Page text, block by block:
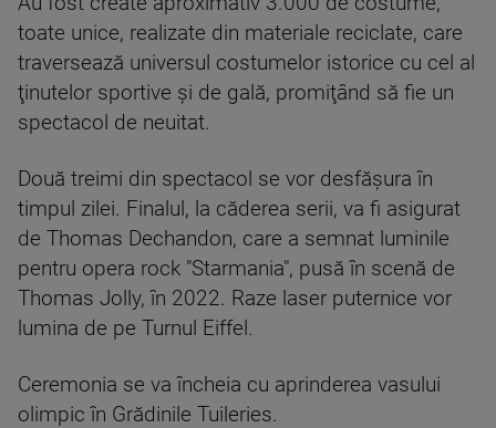
toate unice, realizate din materiale reciclate, care
traversează universul costumelor istorice cu cel al
ţinutelor sportive şi de gală, promiţând să fie un
spectacol de neuitat.
Două treimi din spectacol se vor desfăşura în
timpul zilei. Finalul, la căderea serii, va fi asigurat
de Thomas Dechandon, care a semnat luminile
pentru opera rock "Starmania", pusă în scenă de
Thomas Jolly, în 2022. Raze laser puternice vor
lumina de pe Turnul Eiffel.
Ceremonia se va încheia cu aprinderea vasului
olimpic în Grădinile Tuileries.